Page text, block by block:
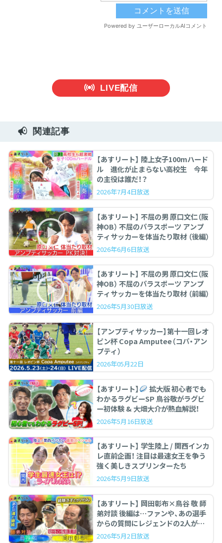
LIVE配信
関連記事
【あすリート】 陸上女子100mハード
ル 進化が止まらない高校生 今年
の主役は誰だ！？
2026年7月4日放送
【あすリート】 不屈の男 原口文仁（阪
神OB） 不屈のパラスポーツ アンプ
ティサッカーを体当たり取材 （後編）
2026年6月6日放送
【あすリート】 不屈の男 原口文仁（阪
神OB） 不屈のパラスポーツ アンプ
ティサッカーを体当たり取材 （前編）
2026年5月30日放送
【アンプティサッカー】第十一回レオ
ピン杯 Copa Amputee（コパ・アン
プティ）
2026年05月22日
【あすリート】
拡大版 初心者でも
わかるラグビーSP 鳥谷敬がラグビ
ー初体験 & 大畑大介が熱血解説！
2026年5月16日放送
【あすリート】 学生陸上 / 関西インカ
レ直前企画！ 注目は最速女王を争う
強く美しきスプリンターたち
2026年5月9日放送
【あすリート】 岡田彰布×鳥谷 敬 師
弟対談 後編は…ファンや、あの選手
からの質問にレジェンドの2人が答
えます。
2026年5月2日放送